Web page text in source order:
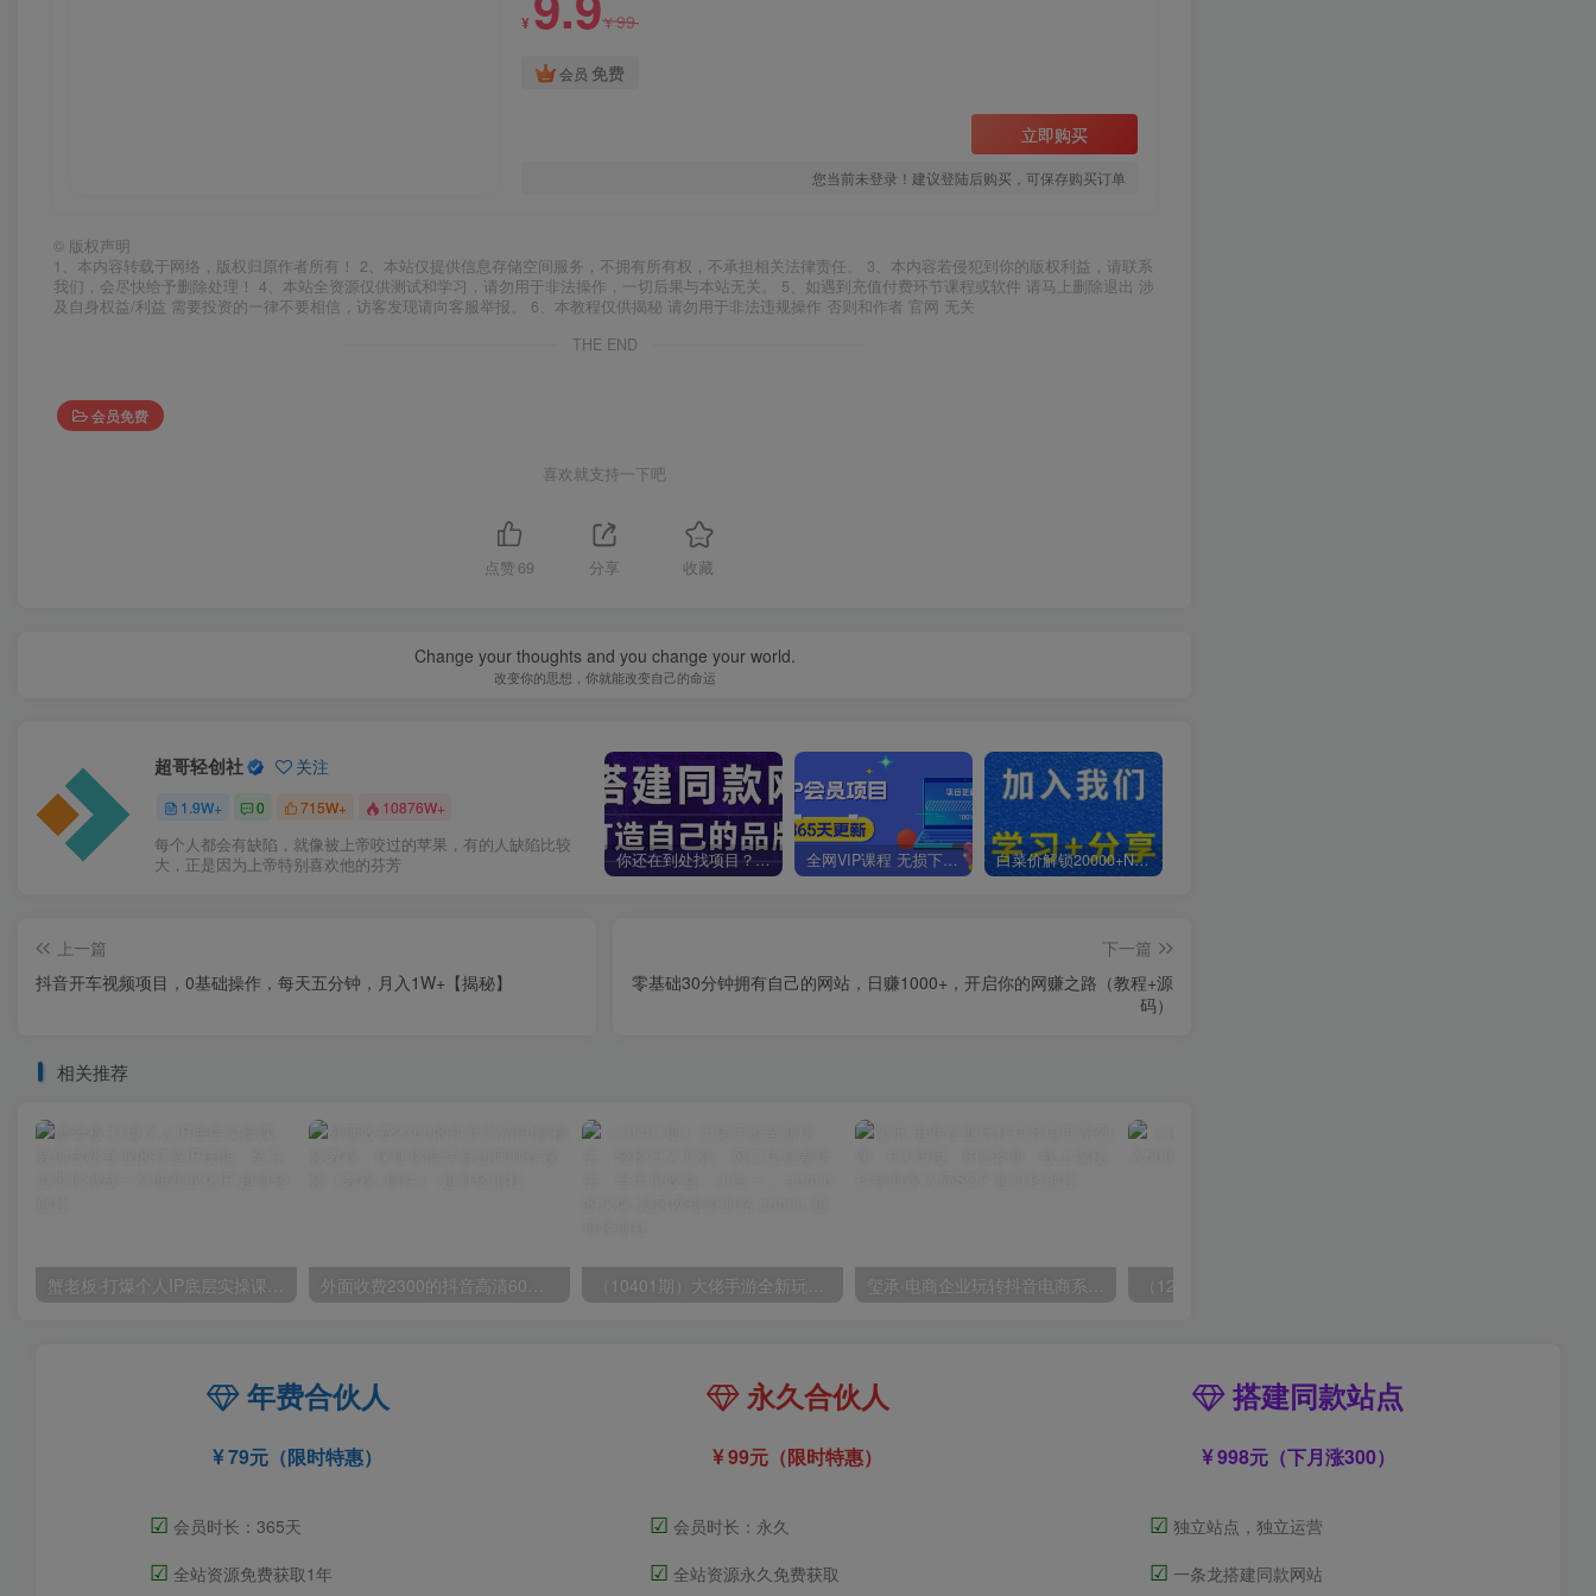
¥ ¥99
会员 免费
立即购买
您当前未登录！建议登陆后购买，可保存购买订单
© 版权声明
1、本内容转载于网络，版权归原作者所有！ 2、本站仅提供信息存储空间服务，不拥有所有权，不承担相关法律责任。 3、本内容若侵犯到你的版权利益，请联系
我们，会尽快给予删除处理！ 4、本站全资源仅供测试和学习，请勿用于非法操作，一切后果与本站无关。 5、如遇到充值付费环节课程或软件 请马上删除退出 涉
及自身权益/利益 需要投资的一律不要相信，访客发现请向客服举报。 6、本教程仅供揭秘 请勿用于非法违规操作 否则和作者 官网 无关
THE END
会员免费
喜欢就支持一下吧
点赞 69 分享 收藏
Change your thoughts and you change your world.
改变你的思想，你就能改变自己的命运
超哥轻创社 关注
1.9W+ 0 715W+ 10876W+
每个人都会有缺陷，就像被上帝咬过的苹果，有的人缺陷比较
大，正是因为上帝特别喜欢他的芬芳
你还在到处找项目？还在当韭菜？我靠卖项目一个月收入5万+，曾经我也是个失败者。 全网VIP课程 无损下载~ 白菜价解锁20000+N个赚钱机会，加入超哥轻创社会员，全站资源免费学习。
上一篇
抖音开车视频项目，0基础操作，每天五分钟，月入1W+【揭秘】
下一篇
零基础30分钟拥有自己的网站，日赚1000+，开启你的网赚之路（教程+源
码）
相关推荐
蟹老板·打爆个人IP底层实操课，教你成熟专业的打造IP技能，全方位带你做成一个能商业化IP 外面收费2300的抖音高清60帧视频教程，保证你能学会如何制作视频（教程+插件） （10401期）大佬手游全新玩法，轻松日入几张，风口信息差玩法，当天见收益，小白一… admin的头像-飓风网创资源站 admin 玺承·电商企业玩转抖音电商系列课，6大维度，6位老师，线上揭秘抖音商家入局SOP
年费合伙人
79元（限时特惠）
☑ 会员时长：365天
☑ 全站资源免费获取1年
永久合伙人
99元（限时特惠）
☑ 会员时长：永久
☑ 全站资源永久免费获取
搭建同款站点
998元（下月涨300）
☑ 独立站点，独立运营
☑ 一条龙搭建同款网站